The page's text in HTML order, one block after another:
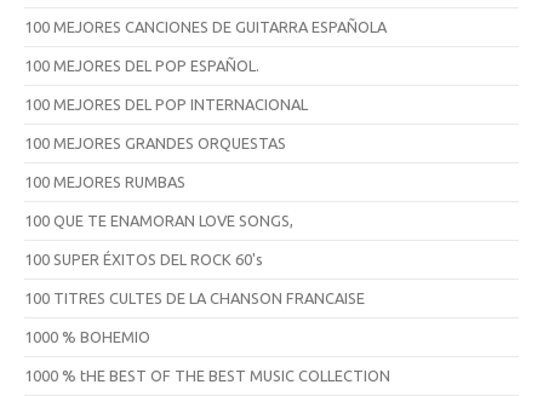
100 MEJORES CANCIONES DE GUITARRA ESPAÑOLA
100 MEJORES DEL POP ESPAÑOL.
100 MEJORES DEL POP INTERNACIONAL
100 MEJORES GRANDES ORQUESTAS
100 MEJORES RUMBAS
100 QUE TE ENAMORAN LOVE SONGS,
100 SUPER ÉXITOS DEL ROCK 60's
100 TITRES CULTES DE LA CHANSON FRANCAISE
1000 % BOHEMIO
1000 % tHE BEST OF THE BEST MUSIC COLLECTION